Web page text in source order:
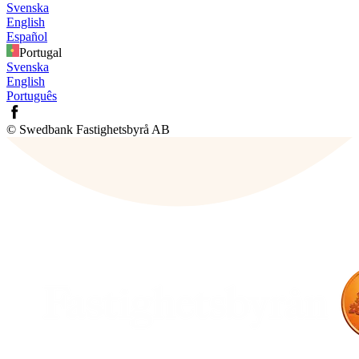
Svenska
English
Español
Portugal
Svenska
English
Português
© Swedbank Fastighetsbyrå AB